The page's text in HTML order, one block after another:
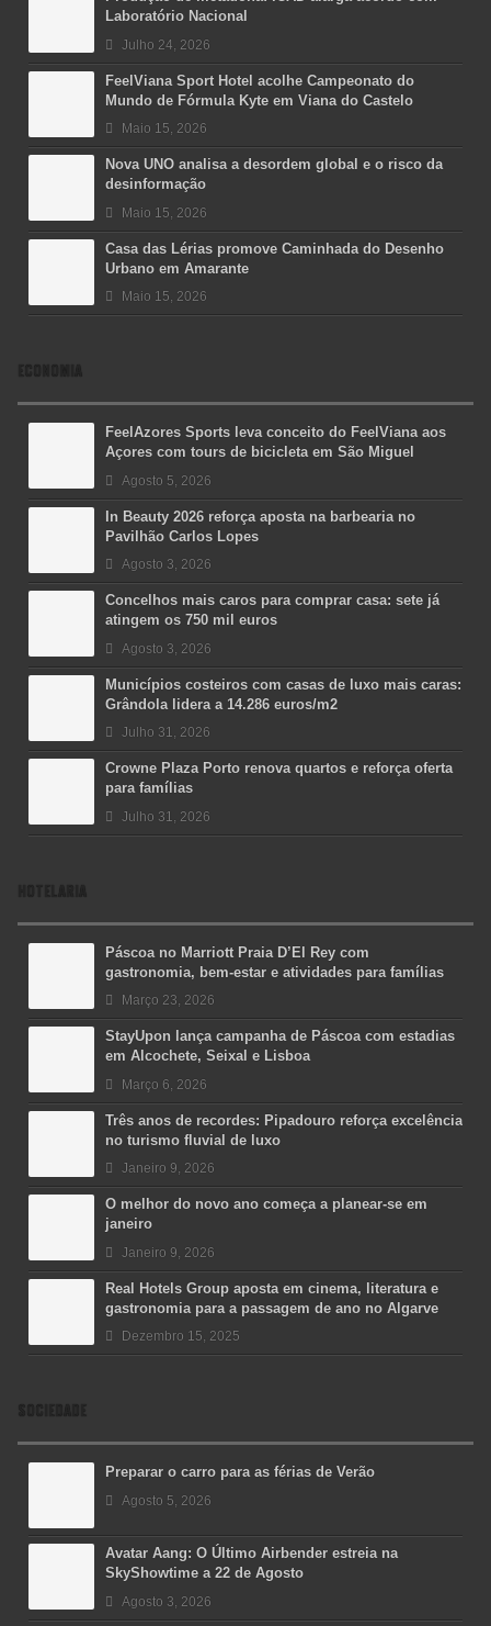
Laboratório Nacional
Julho 24, 2026
FeelViana Sport Hotel acolhe Campeonato do
Mundo de Fórmula Kyte em Viana do Castelo
Maio 15, 2026
Nova UNO analisa a desordem global e o risco da
desinformação
Maio 15, 2026
Casa das Lérias promove Caminhada do Desenho
Urbano em Amarante
Maio 15, 2026
ECONOMIA
FeelAzores Sports leva conceito do FeelViana aos
Açores com tours de bicicleta em São Miguel
Agosto 5, 2026
In Beauty 2026 reforça aposta na barbearia no
Pavilhão Carlos Lopes
Agosto 3, 2026
Concelhos mais caros para comprar casa: sete já
atingem os 750 mil euros
Agosto 3, 2026
Municípios costeiros com casas de luxo mais caras:
Grândola lidera a 14.286 euros/m2
Julho 31, 2026
Crowne Plaza Porto renova quartos e reforça oferta
para famílias
Julho 31, 2026
HOTELARIA
Páscoa no Marriott Praia D’El Rey com
gastronomia, bem-estar e atividades para famílias
Março 23, 2026
StayUpon lança campanha de Páscoa com estadias
em Alcochete, Seixal e Lisboa
Março 6, 2026
Três anos de recordes: Pipadouro reforça excelência
no turismo fluvial de luxo
Janeiro 9, 2026
O melhor do novo ano começa a planear-se em
janeiro
Janeiro 9, 2026
Real Hotels Group aposta em cinema, literatura e
gastronomia para a passagem de ano no Algarve
Dezembro 15, 2025
SOCIEDADE
Preparar o carro para as férias de Verão
Agosto 5, 2026
Avatar Aang: O Último Airbender estreia na
SkyShowtime a 22 de Agosto
Agosto 3, 2026